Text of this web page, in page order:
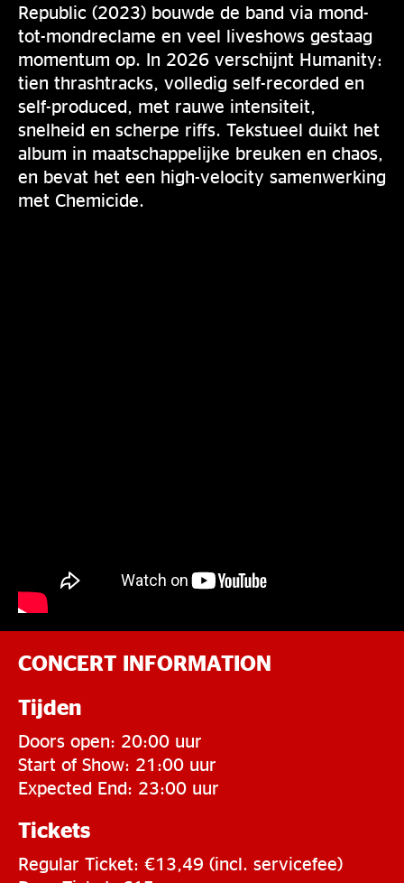
Republic (2023) bouwde de band via mond-
tot-mondreclame en veel liveshows gestaag
momentum op. In 2026 verschijnt Humanity:
tien thrashtracks, volledig self-recorded en
self-produced, met rauwe intensiteit,
snelheid en scherpe riffs. Tekstueel duikt het
album in maatschappelijke breuken en chaos,
en bevat het een high-velocity samenwerking
met Chemicide.
CONCERT INFORMATION
Tijden
Doors open: 20:00 uur
Start of Show: 21:00 uur
Expected End: 23:00 uur
Tickets
Regular Ticket: €13,49 (incl. servicefee)